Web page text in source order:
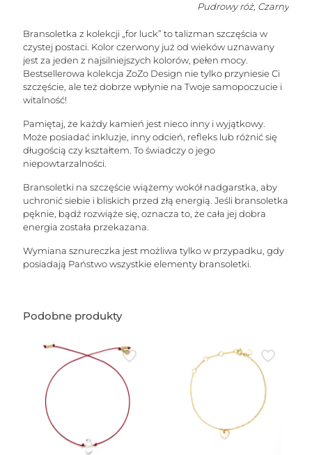
Pudrowy róż, Czarny
Bransoletka z kolekcji „for luck” to talizman szczęścia w
czystej postaci. Kolor czerwony już od wieków uznawany
jest za jeden z najsilniejszych kolorów, pełen mocy.
Bestsellerowa kolekcja ZoZo Design nie tylko przyniesie Ci
szczęście, ale też dobrze wpłynie na Twoje samopoczucie i
witalność!
Pamiętaj, że każdy kamień jest nieco inny i wyjątkowy.
Może posiadać inkluzje, inny odcień, refleks lub różnić się
długością czy kształtem. To świadczy o jego
niepowtarzalności.
Bransoletki na szczęście wiążemy wokół nadgarstka, aby
uchronić siebie i bliskich przed złą energią. Jeśli bransoletka
pęknie, bądź rozwiąże się, oznacza to, że cała jej dobra
energia została przekazana.
Wymiana sznureczka jest możliwa tylko w przypadku, gdy
posiadają Państwo wszystkie elementy bransoletki.
Podobne produkty